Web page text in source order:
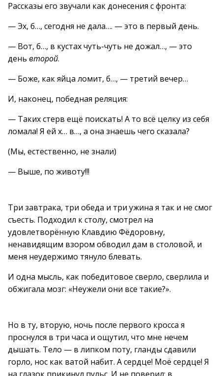
Рассказы его звучали как донесения с фронта:
— Эх, б…, сегодня не дала…. — это в первый день.
— Вот, б…, в кустах чуть-чуть не дожал…, — это
день второй.
— Боже, как яйца ломит, б…, — третий вечер…
И, наконец, победная реляция:
— Таких стерв ещё поискать! А то всё целку из себя
ломала! Я ей х… в…, а она знаешь чего сказала?
(Мы, естественно, не знали)
— Выше, по животу!!!
Три завтрака, три обеда и три ужина я так и не смог
съесть. Подходил к столу, смотрел на
удовлетворённую Клавдию Фёдоровну,
ненавидящим взором обводил дам в столовой, и
меня неудержимо тянуло блевать.
И одна мысль, как победитовое сверло, сверлила и
обжигала мозг: «Неужели они все такие?».
Но в ту, вторую, ночь после первого кросса я
проснулся в три часа и ощутил, что мне нечем
дышать. Тело — в липком поту, гланды сдавили
горло, нос как ватой набит. А сердце! Моё сердце! Я